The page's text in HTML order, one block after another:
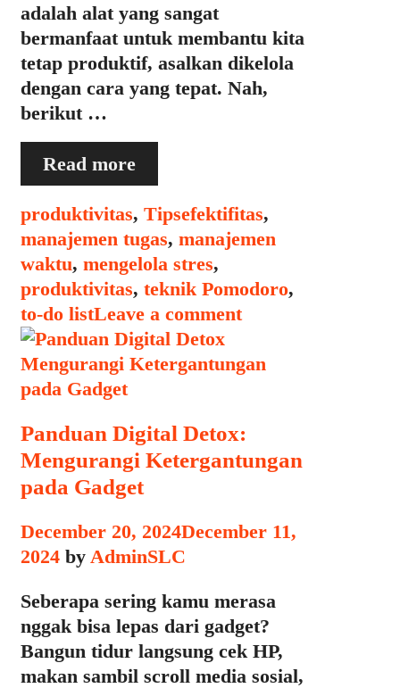
adalah alat yang sangat
bermanfaat untuk membantu kita
tetap produktif, asalkan dikelola
dengan cara yang tepat. Nah,
berikut …
Read moreTips
Mengelola
To-
Do
List
agar
Tidak
Overwhelm
Categories
produktivitas, TipsTags
efektifitas,
manajemen tugas, manajemen
waktu, mengelola stres,
produktivitas, teknik Pomodoro,
to-do listLeave a comment
Panduan Digital Detox:
Mengurangi Ketergantungan
pada Gadget
December 20, 2024December 11,
2024 by AdminSLC
Seberapa sering kamu merasa
nggak bisa lepas dari gadget?
Bangun tidur langsung cek HP,
makan sambil scroll media sosial,